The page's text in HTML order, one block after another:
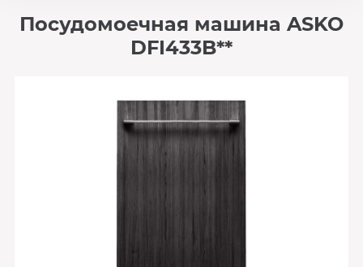
Посудомоечная машина ASKO
DFI433B**